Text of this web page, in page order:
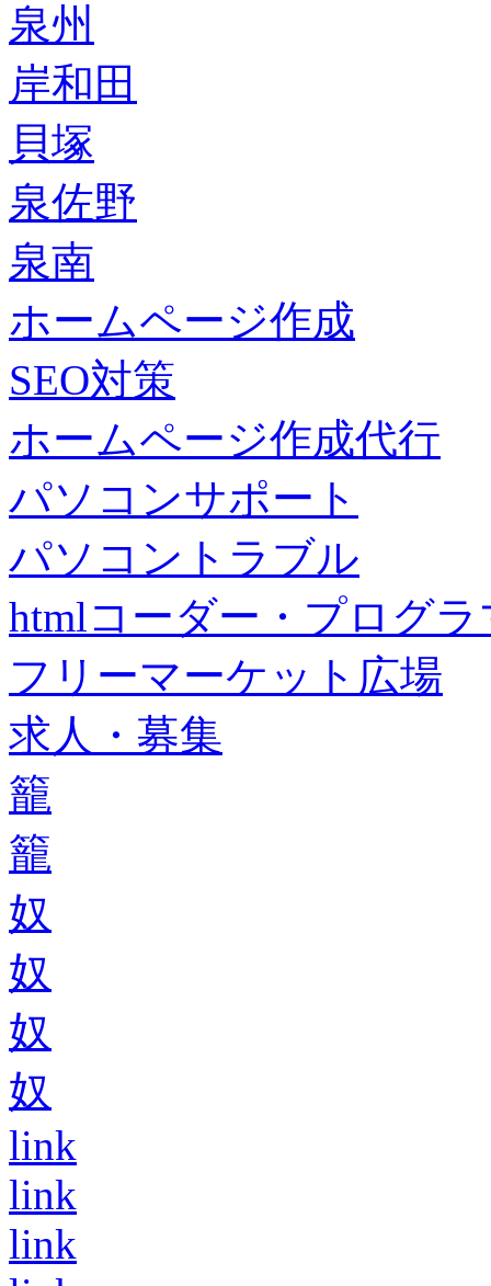
泉州
岸和田
貝塚
泉佐野
泉南
ホームページ作成
SEO対策
ホームページ作成代行
パソコンサポート
パソコントラブル
htmlコーダー・プログラ
フリーマーケット広場
求人・募集
籠
籠
奴
奴
奴
奴
link
link
link